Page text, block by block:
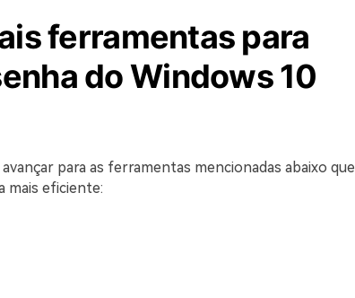
ferramentas para
do Windows 10
para as ferramentas mencionadas abaixo que
mais eficiente: